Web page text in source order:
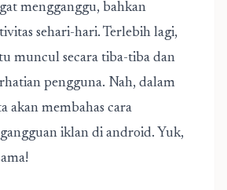
mengganggu, bahkan
sehari-hari. Terlebih lagi,
muncul secara tiba-tiba dan
pengguna. Nah, dalam
akan membahas cara
iklan di android. Yuk,